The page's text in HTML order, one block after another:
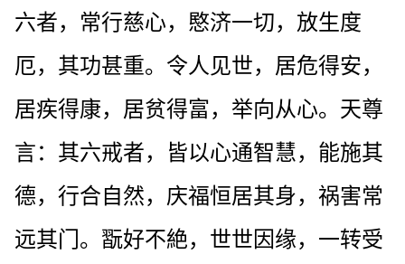
六者，常行慈心，愍济一切，放生度
厄，其功甚重。令人见世，居危得安，
居疾得康，居贫得富，举向从心。天尊
言：其六戒者，皆以心通智慧，能施其
德，行合自然，庆福恒居其身，祸害常
远其门。翫好不絶，世世因缘，一转受